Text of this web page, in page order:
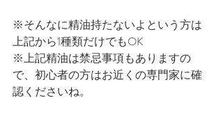
※そんなに精油持たないよという方は
上記から1種類だけでもOK
※上記精油は禁忌事項もありますの
で、初心者の方はお近くの専門家に確
認くださいね。